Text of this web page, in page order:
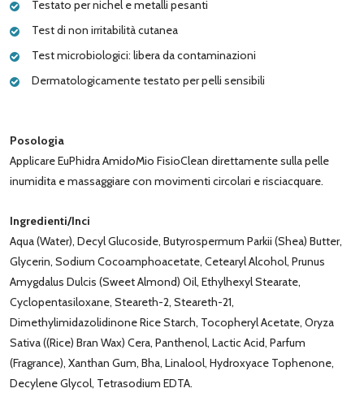
Testato per nichel e metalli pesanti
Test di non irritabilità cutanea
Test microbiologici: libera da contaminazioni
Dermatologicamente testato per pelli sensibili
Posologia
Applicare EuPhidra AmidoMio FisioClean direttamente sulla pelle
inumidita e massaggiare con movimenti circolari e risciacquare.
Ingredienti/Inci
Aqua (Water), Decyl Glucoside, Butyrospermum Parkii (Shea) Butter,
Glycerin, Sodium Cocoamphoacetate, Cetearyl Alcohol, Prunus
Amygdalus Dulcis (Sweet Almond) Oil, Ethylhexyl Stearate,
Cyclopentasiloxane, Steareth-2, Steareth-21,
Dimethylimidazolidinone Rice Starch, Tocopheryl Acetate, Oryza
Sativa ((Rice) Bran Wax) Cera, Panthenol, Lactic Acid, Parfum
(Fragrance), Xanthan Gum, Bha, Linalool, Hydroxyace Tophenone,
Decylene Glycol, Tetrasodium EDTA.